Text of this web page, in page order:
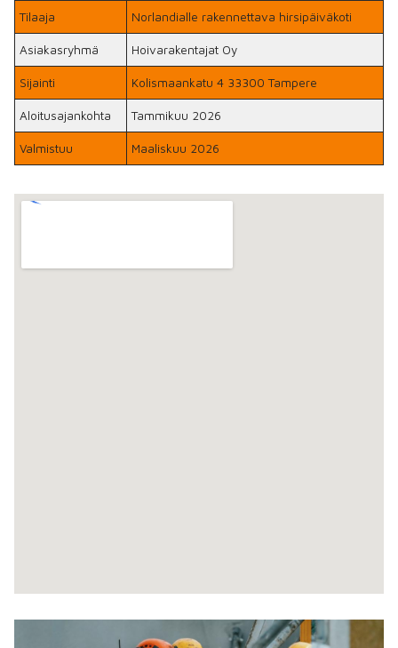
Tilaaja Norlandialle rakennettava hirsipäiväkoti
Asiakasryhmä Hoivarakentajat Oy
Sijainti Kolismaankatu 4 33300 Tampere
Aloitusajankohta Tammikuu 2026
Valmistuu Maaliskuu 2026